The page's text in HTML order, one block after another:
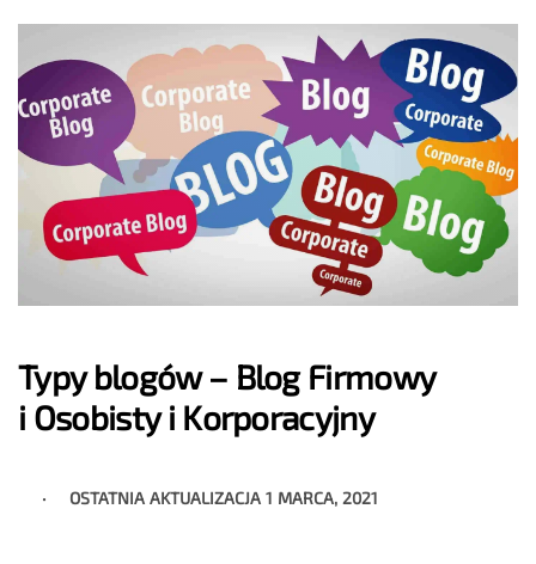
Typy blogów – Blog Firmowy
i Osobisty i Korporacyjny
OSTATNIA AKTUALIZACJA1 MARCA, 2021